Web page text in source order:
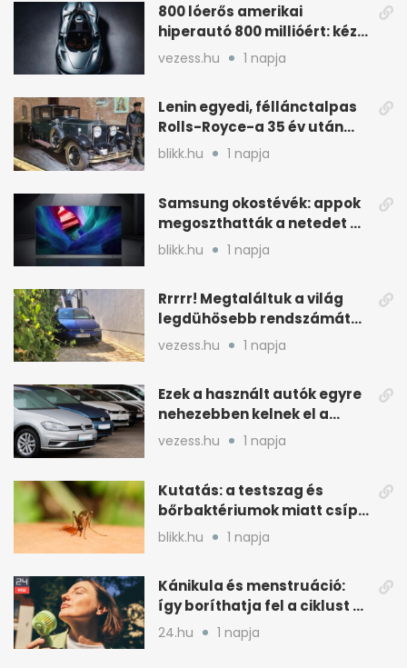
800 lóerős amerikai
hiperautó 800 millióért: kézi
váltóval jön
vezess.hu 1 napja
Lenin egyedi, féllánctalpas
Rolls-Royce-a 35 év után
kijött a garázsból
blikk.hu 1 napja
Samsung okostévék: appok
megoszthatták a netedet a
tudtod nélkül
blikk.hu 1 napja
Rrrrr! Megtaláltuk a világ
legdühösebb rendszámát
és az árát is
vezess.hu 1 napja
Ezek a használt autók egyre
nehezebben kelnek el a
magyar piacon
vezess.hu 1 napja
Kutatás: a testszag és
bőrbaktériumok miatt csípik
inkább a szúnyogok
blikk.hu 1 napja
Kánikula és menstruáció:
így boríthatja fel a ciklust a
hőség
24.hu 1 napja